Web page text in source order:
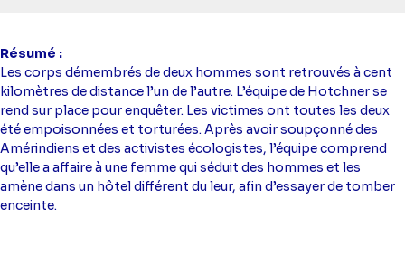
Résumé
Les corps démembrés de deux hommes sont retrouvés à cent
kilomètres de distance l’un de l’autre. L’équipe de Hotchner se
rend sur place pour enquêter. Les victimes ont toutes les deux
été empoisonnées et torturées. Après avoir soupçonné des
Amérindiens et des activistes écologistes, l’équipe comprend
qu’elle a affaire à une femme qui séduit des hommes et les
amène dans un hôtel différent du leur, afin d’essayer de tomber
enceinte.